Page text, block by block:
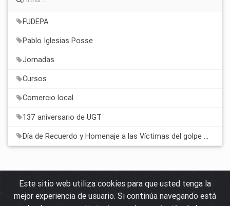
FUDEPA
Pablo Iglesias Posse
Jornadas
Cursos
Comercio local
137 aniversario de UGT
Día de Recuerdo y Homenaje a las Víctimas del golpe militar y la Dictadura
© Fundación para el Desarrollo de los Pueblos de Andalucía
Este sitio web utiliza cookies para que usted tenga la
mejor experiencia de usuario. Si continúa navegando está